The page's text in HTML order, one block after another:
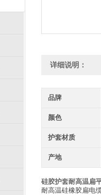
详细说明：
品牌
颜色
护套材质
产地
硅胶护套耐高温扁
耐高温硅橡胶扁电